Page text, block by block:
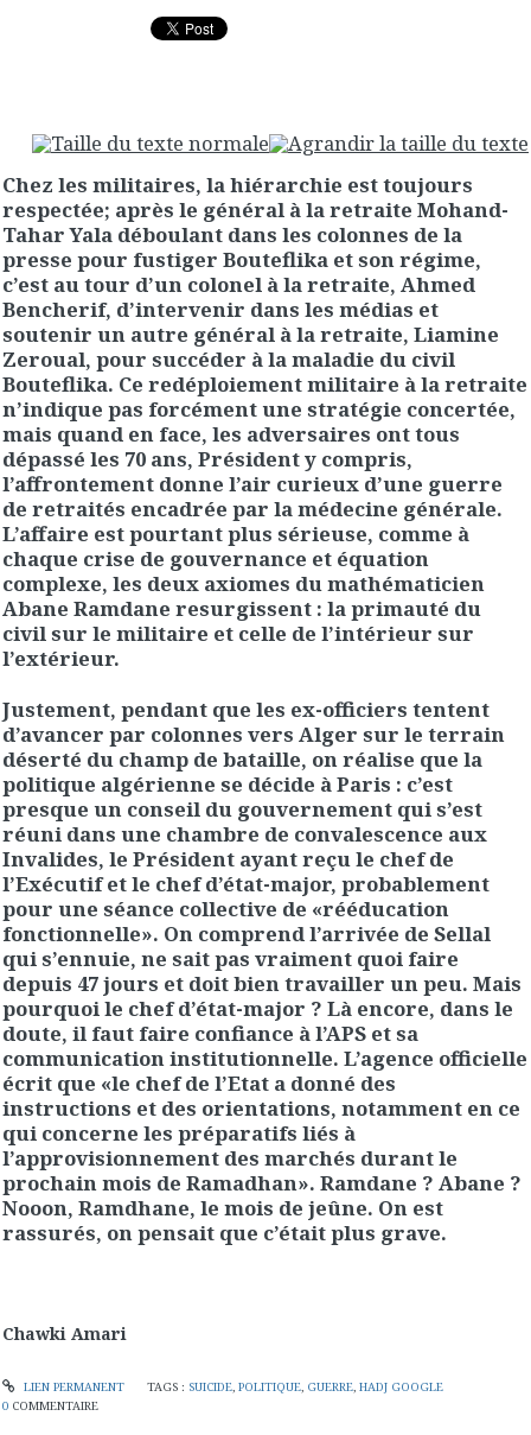
Chez les militaires, la hiérarchie est toujours
respectée; après le général à la retraite Mohand-
Tahar Yala déboulant dans les colonnes de la
presse pour fustiger Bouteflika et son régime,
c’est au tour d’un colonel à la retraite, Ahmed
Bencherif, d’intervenir dans les médias et
soutenir un autre général à la retraite, Liamine
Zeroual, pour succéder à la maladie du civil
Bouteflika. Ce redéploiement militaire à la retraite
n’indique pas forcément une stratégie concertée,
mais quand en face, les adversaires ont tous
dépassé les 70 ans, Président y compris,
l’affrontement donne l’air curieux d’une guerre
de retraités encadrée par la médecine générale.
L’affaire est pourtant plus sérieuse, comme à
chaque crise de gouvernance et équation
complexe, les deux axiomes du mathématicien
Abane Ramdane resurgissent : la primauté du
civil sur le militaire et celle de l’intérieur sur
l’extérieur.
Justement, pendant que les ex-officiers tentent
d’avancer par colonnes vers Alger sur le terrain
déserté du champ de bataille, on réalise que la
politique algérienne se décide à Paris : c’est
presque un conseil du gouvernement qui s’est
réuni dans une chambre de convalescence aux
Invalides, le Président ayant reçu le chef de
l’Exécutif et le chef d’état-major, probablement
pour une séance collective de «rééducation
fonctionnelle». On comprend l’arrivée de Sellal
qui s’ennuie, ne sait pas vraiment quoi faire
depuis 47 jours et doit bien travailler un peu. Mais
pourquoi le chef d’état-major ? Là encore, dans le
doute, il faut faire confiance à l’APS et sa
communication institutionnelle. L’agence officielle
écrit que «le chef de l’Etat a donné des
instructions et des orientations, notamment en ce
qui concerne les préparatifs liés à
l’approvisionnement des marchés durant le
prochain mois de Ramadhan». Ramdane ? Abane ?
Nooon, Ramdhane, le mois de jeûne. On est
rassurés, on pensait que c’était plus grave.
Chawki Amari
LIEN PERMANENT TAGS : SUICIDE, POLITIQUE, GUERRE, HADJ GOOGLE
0 COMMENTAIRE